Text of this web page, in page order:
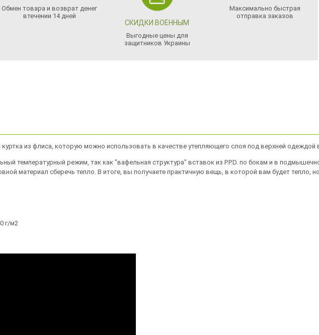
Обмен товара и возврат денег
втечении 14 дней
СКИДКИ ВОЕННЫМ
Выгодные цены для
защитников Украины
Максимально быстрая
отправка заказов
куртка из флиса, которую можно использовать в качестве утепляющего слоя под верхней
температурный режим, так как "вафельная структура" вставок из P.P.D. по бокам и в
материал сберечь тепло. В итоге, вы получаете практичную вещь, в которой вам будет тепло,
г/м2